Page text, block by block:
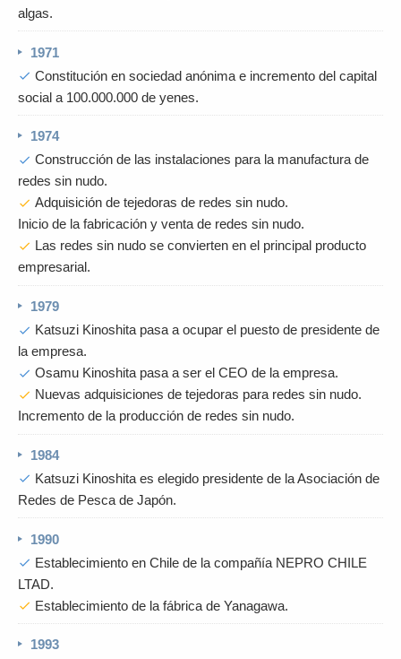
algas.
1971
check Constitución en sociedad anónima e incremento del capital
social a 100.000.000 de yenes.
1974
check Construcción de las instalaciones para la manufactura de
redes sin nudo.
check Adquisición de tejedoras de redes sin nudo.
Inicio de la fabricación y venta de redes sin nudo.
check Las redes sin nudo se convierten en el principal producto
empresarial.
1979
check Katsuzi Kinoshita pasa a ocupar el puesto de presidente de
la empresa.
check Osamu Kinoshita pasa a ser el CEO de la empresa.
check Nuevas adquisiciones de tejedoras para redes sin nudo.
Incremento de la producción de redes sin nudo.
1984
check Katsuzi Kinoshita es elegido presidente de la Asociación de
Redes de Pesca de Japón.
1990
check Establecimiento en Chile de la compañía NEPRO CHILE
LTAD.
check Establecimiento de la fábrica de Yanagawa.
1993